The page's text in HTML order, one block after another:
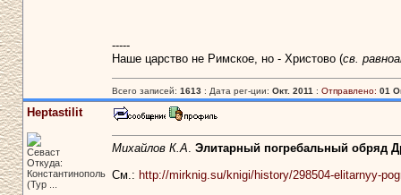
-----
Наше царство не Римское, но - Христово (св.
Всего записей: 1613: Дата рег-ции: Окт. 2011 : Отправлено: 01
Heptastilit
Севаст
Откуда:
Константинополь
(Тур ...
Михайлов К.А. Элитарный погребальный обряд
См.: http://mirknig.su/knigi/history/298504-elitarnyy-